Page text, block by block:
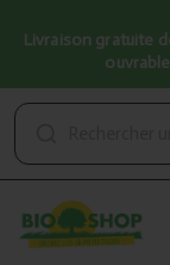
Livraison gratuite